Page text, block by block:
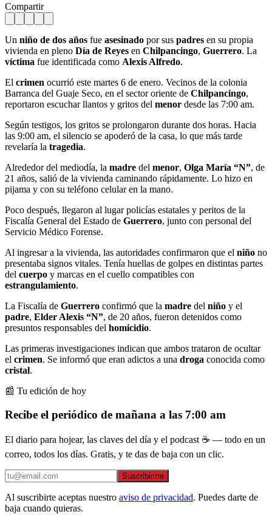
Compartir
Un niño de dos años fue asesinado por sus padres en su propia
vivienda en pleno Día de Reyes en Chilpancingo, Guerrero. La
víctima fue identificada como Alexis Alfredo.
El crimen ocurrió este martes 6 de enero. Vecinos de la colonia
Barranca del Guaje Seco, en el sector oriente de Chilpancingo,
reportaron escuchar llantos y gritos del menor desde las 7:00 am.
Según testigos, los gritos se prolongaron durante dos horas. Hacia
las 9:00 am, el silencio se apoderó de la casa, lo que más tarde
revelaría la tragedia.
Alrededor del mediodía, la madre del menor, Olga María “N”, de
21 años, salió de la vivienda caminando rápidamente. Lo hizo en
pijama y con su teléfono celular en la mano.
Poco después, llegaron al lugar policías estatales y peritos de la
Fiscalía General del Estado de Guerrero, junto con personal del
Servicio Médico Forense.
Al ingresar a la vivienda, las autoridades confirmaron que el niño no
presentaba signos vitales. Tenía huellas de golpes en distintas partes
del cuerpo y marcas en el cuello compatibles con
estrangulamiento.
La Fiscalía de Guerrero confirmó que la madre del niño y el
padre, Elder Alexis “N”, de 20 años, fueron detenidos como
presuntos responsables del homicidio.
Las primeras investigaciones indican que ambos trataron de ocultar
el crimen. Se informó que eran adictos a una droga conocida como
cristal.
📰 Tu edición de hoy
Recibe el periódico de mañana a las 7:00 am
El diario para hojear, las claves del día y el podcast ☕ — todo en un
correo, todos los días. Gratis, y te das de baja con un clic.
Suscribirme
Al suscribirte aceptas nuestro aviso de privacidad. Puedes darte de
baja cuando quieras.